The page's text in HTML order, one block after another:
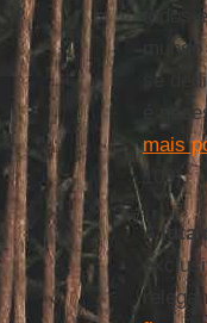
todos
se
é
mais
109).
Aluta